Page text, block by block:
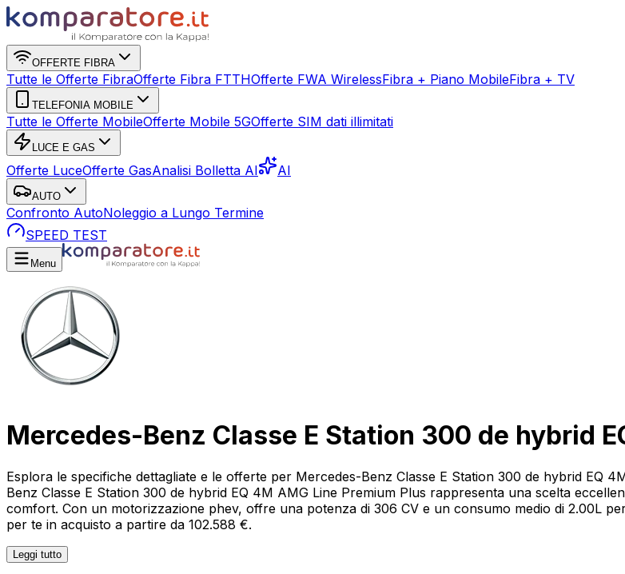
OFFERTE FIBRA
Tutte le Offerte FibraOfferte Fibra FTTHOfferte FWA WirelessFibra + Piano MobileFibra + TV
TELEFONIA MOBILE
Tutte le Offerte MobileOfferte Mobile 5GOfferte SIM dati illimitati
LUCE E GAS
Offerte LuceOfferte GasAnalisi Bolletta AI AI
AUTO
Confronto AutoNoleggio a Lungo Termine
SPEED TEST
Menu
Mercedes-Benz Classe E Station 300 de hybrid
Esplora le specifiche dettagliate e le offerte per Mercedes-Benz Classe E Station 300 de hybrid EQ
Benz Classe E Station 300 de hybrid EQ 4M AMG Line Premium Plus rappresenta una scelta
comfort. Con un motorizzazione phev, offre una potenza di 306 CV e un consumo medio di 2.00L
per te in acquisto a partire da 102.588 €.
Leggi tutto